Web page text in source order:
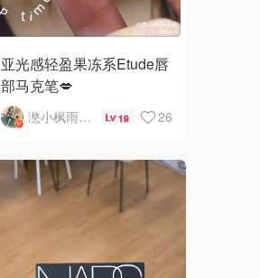
亚光感轻盈果冻系Etude唇
部马克笔💋
滺小枫雨子酱 19 26